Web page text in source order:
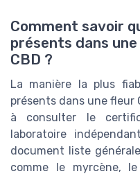
Comment savoir
présents dans
CBD ?
La manière la plus
présents dans une fleur
à consulter le
laboratoire
document liste
comme le myrcène,